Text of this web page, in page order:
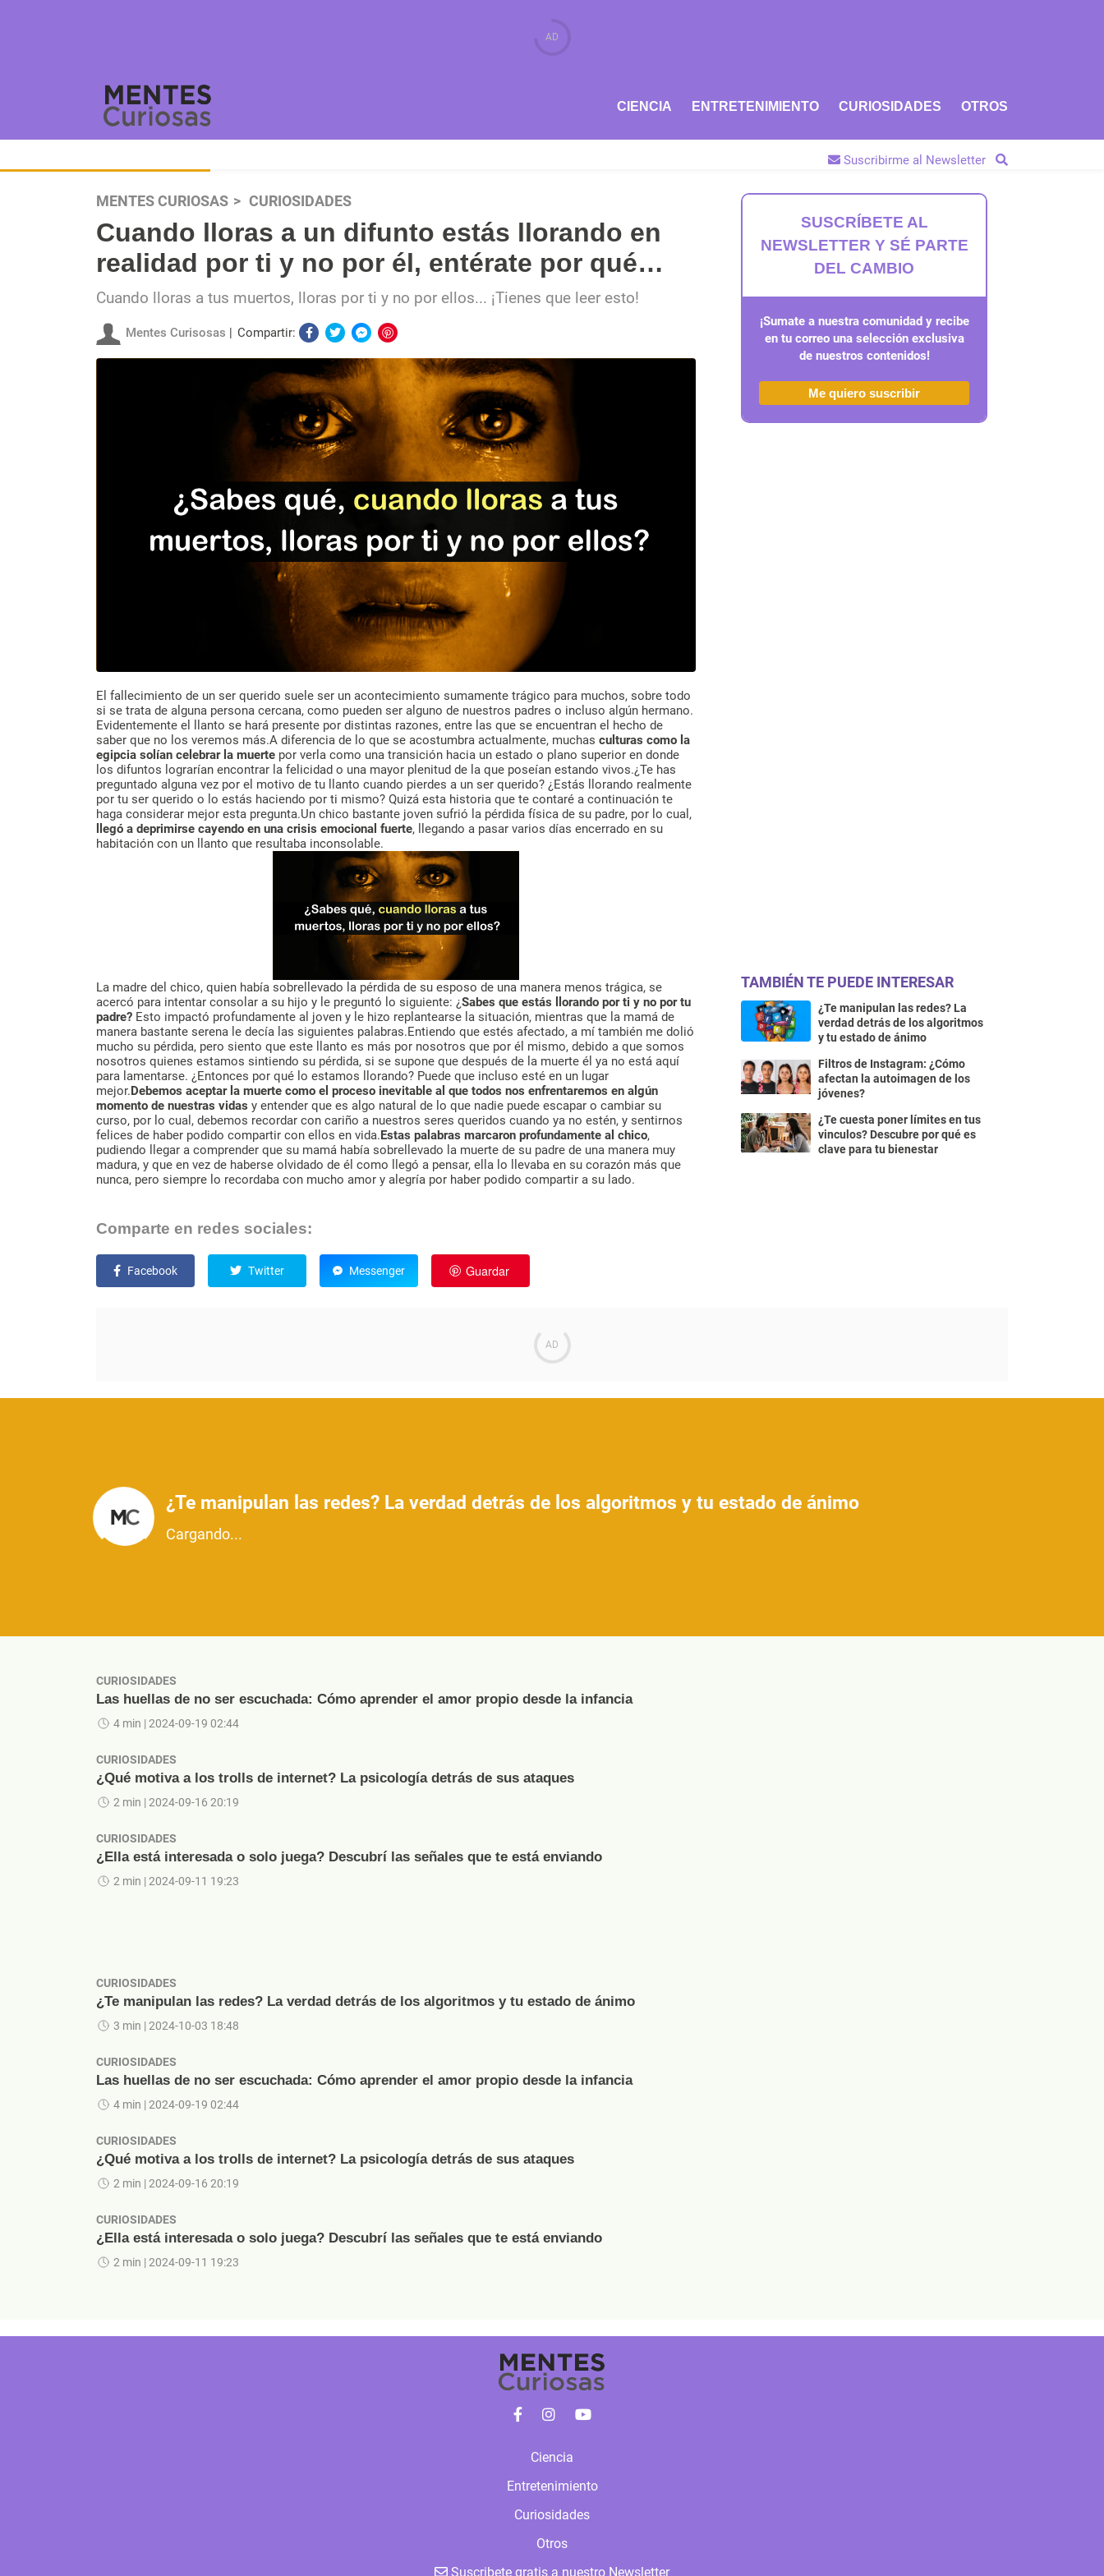
CIENCIA ENTRETENIMIENTO CURIOSIDADES OTROS
Suscribirme al Newsletter
MENTES CURIOSAS CURIOSIDADES
Cuando lloras a un difunto estás llorando en
realidad por ti y no por él, entérate por qué…
Cuando lloras a tus muertos, lloras por ti y no por ellos... ¡Tienes que leer esto!
Mentes Curisosas Compartir:
El fallecimiento de un ser querido suele ser un acontecimiento sumamente trágico para muchos, sobre todo
si se trata de alguna persona cercana, como pueden ser alguno de nuestros padres o incluso algún hermano.
Evidentemente el llanto se hará presente por distintas razones, entre las que se encuentran el hecho de
saber que no los veremos más.A diferencia de lo que se acostumbra actualmente, muchas culturas como la
egipcia solían celebrar la muerte por verla como una transición hacia un estado o plano superior en donde
los difuntos lograrían encontrar la felicidad o una mayor plenitud de la que poseían estando vivos.¿Te has
preguntado alguna vez por el motivo de tu llanto cuando pierdes a un ser querido? ¿Estás llorando realmente
por tu ser querido o lo estás haciendo por ti mismo? Quizá esta historia que te contaré a continuación te
haga considerar mejor esta pregunta.Un chico bastante joven sufrió la pérdida física de su padre, por lo cual,
llegó a deprimirse cayendo en una crisis emocional fuerte, llegando a pasar varios días encerrado en su
habitación con un llanto que resultaba inconsolable.
La madre del chico, quien había sobrellevado la pérdida de su esposo de una manera menos trágica, se
acercó para intentar consolar a su hijo y le preguntó lo siguiente: ¿Sabes que estás llorando por ti y no por tu
padre? Esto impactó profundamente al joven y le hizo replantearse la situación, mientras que la mamá de
manera bastante serena le decía las siguientes palabras.Entiendo que estés afectado, a mí también me dolió
mucho su pérdida, pero siento que este llanto es más por nosotros que por él mismo, debido a que somos
nosotros quienes estamos sintiendo su pérdida, si se supone que después de la muerte él ya no está aquí
para lamentarse. ¿Entonces por qué lo estamos llorando? Puede que incluso esté en un lugar
mejor.Debemos aceptar la muerte como el proceso inevitable al que todos nos enfrentaremos en algún
momento de nuestras vidas y entender que es algo natural de lo que nadie puede escapar o cambiar su
curso, por lo cual, debemos recordar con cariño a nuestros seres queridos cuando ya no estén, y sentirnos
felices de haber podido compartir con ellos en vida.Estas palabras marcaron profundamente al chico,
pudiendo llegar a comprender que su mamá había sobrellevado la muerte de su padre de una manera muy
madura, y que en vez de haberse olvidado de él como llegó a pensar, ella lo llevaba en su corazón más que
nunca, pero siempre lo recordaba con mucho amor y alegría por haber podido compartir a su lado.
Comparte en redes sociales:
Facebook Twitter Messenger Guardar
SUSCRÍBETE AL
NEWSLETTER Y SÉ PARTE
DEL CAMBIO
¡Sumate a nuestra comunidad y recibe
en tu correo una selección exclusiva
de nuestros contenidos!
Me quiero suscribir
TAMBIÉN TE PUEDE INTERESAR
¿Te manipulan las redes? La
verdad detrás de los algoritmos
y tu estado de ánimo
Filtros de Instagram: ¿Cómo
afectan la autoimagen de los
jóvenes?
¿Te cuesta poner límites en tus
vinculos? Descubre por qué es
clave para tu bienestar
¿Te manipulan las redes? La verdad detrás de los algoritmos y tu estado de ánimo
Cargando...
CURIOSIDADES
Las huellas de no ser escuchada: Cómo aprender el amor propio desde la infancia
4 min | 2024-09-19 02:44
CURIOSIDADES
¿Qué motiva a los trolls de internet? La psicología detrás de sus ataques
2 min | 2024-09-16 20:19
CURIOSIDADES
¿Ella está interesada o solo juega? Descubrí las señales que te está enviando
2 min | 2024-09-11 19:23
CURIOSIDADES
¿Te manipulan las redes? La verdad detrás de los algoritmos y tu estado de ánimo
3 min | 2024-10-03 18:48
CURIOSIDADES
Las huellas de no ser escuchada: Cómo aprender el amor propio desde la infancia
4 min | 2024-09-19 02:44
CURIOSIDADES
¿Qué motiva a los trolls de internet? La psicología detrás de sus ataques
2 min | 2024-09-16 20:19
CURIOSIDADES
¿Ella está interesada o solo juega? Descubrí las señales que te está enviando
2 min | 2024-09-11 19:23
Ciencia
Entretenimiento
Curiosidades
Otros
Suscribete gratis a nuestro Newsletter